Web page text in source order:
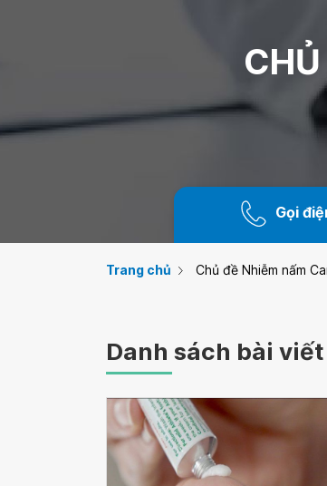
Gọi
Trang chủ Chủ đề Nhiễm nấm
Danh sách bài viết